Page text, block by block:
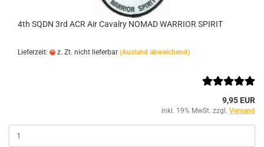
4th SQDN 3rd ACR Air Cavalry NOMAD WARRIOR SPIRIT
Lieferzeit: z. Zt. nicht lieferbar (Ausland abweichend)
9,95 EUR
inkl. 19% MwSt. zzgl. Versand